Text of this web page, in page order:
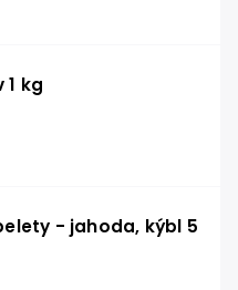
1 kg
- jahoda, kýbl 5